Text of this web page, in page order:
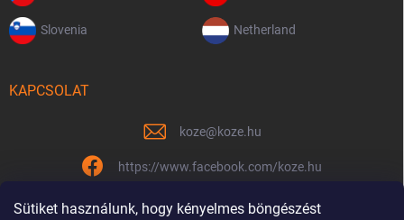
Sütiket használunk, hogy kényelmes böngészést
Slovenia Netherland
KAPCSOLAT
koze@koze.hu
https://www.facebook.com/koze.hu
koze.hu